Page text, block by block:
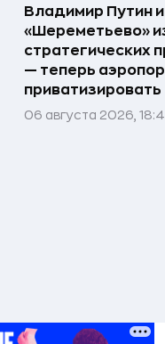
Владимир Путин
«Шереметьево»
стратегических
— теперь
приватизировать
06 августа 2026,